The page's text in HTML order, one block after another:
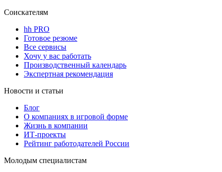
Соискателям
hh PRO
Готовое резюме
Все сервисы
Хочу у вас работать
Производственный календарь
Экспертная рекомендация
Новости и статьи
Блог
О компаниях в игровой форме
Жизнь в компании
ИТ-проекты
Рейтинг работодателей России
Молодым специалистам